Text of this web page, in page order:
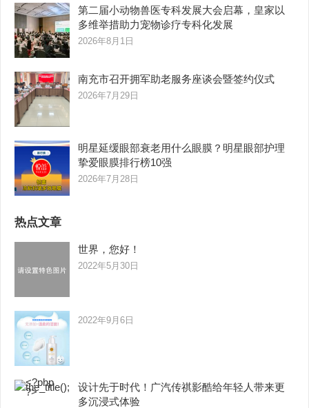
第二届小动物兽医专科发展大会启幕，皇家以
多维举措助力宠物诊疗专科化发展
2026年8月1日
南充市召开拥军助老服务座谈会暨签约仪式
2026年7月29日
明星延缓眼部衰老用什么眼膜？明星眼部护理
挚爱眼膜排行榜10强
2026年7月28日
热点文章
世界，您好！
2022年5月30日
2022年9月6日
设计先于时代！广汽传祺影酷给年轻人带来更
多沉浸式体验